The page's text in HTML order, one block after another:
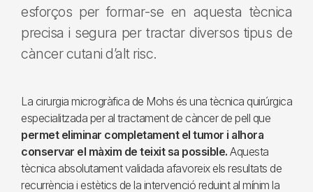
esforços per formar-se en aquesta tècnica
precisa i segura per tractar diversos tipus de
càncer cutani d’alt risc.
La cirurgia microgràfica de Mohs és una tècnica quirúrgica
especialitzada per al tractament de càncer de pell que
permet eliminar completament el tumor i alhora
conservar el màxim de teixit sa possible. Aquesta
tècnica absolutament validada afavoreix els resultats de
recurrència i estètics de la intervenció reduint al mínim la